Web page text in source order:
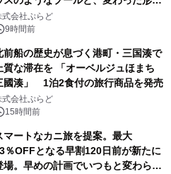
ウナも 「THE BOXY AWAJI」のお
な素泊まり連泊プランで
式会社ぷらど
9時間前
前船の歴史が息づく港町・三国湊で
質な滞在を 「オーベルジュほまち
國湊」 1泊2食付の旅行商品を発売
式会社ぷらど
15時間前
マートなカニ旅を提案。最大
％OFFとなる早割120日前が新たに
場。早めの計画でいつもと変わらぬ